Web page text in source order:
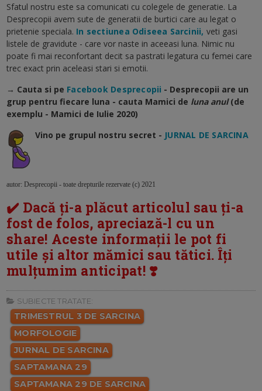
Sfatul nostru este sa comunicati cu colegele de generatie. La
Desprecopii avem sute de generatii de burtici care au legat o
prietenie speciala. In sectiunea Odiseea Sarcinii, veti gasi
listele de gravidute - care vor naste in aceeasi luna. Nimic nu
poate fi mai reconfortant decit sa pastrati legatura cu femei care
trec exact prin aceleasi stari si emotii.
→ Cauta si pe Facebook Desprecopii - Desprecopii are un
grup pentru fiecare luna - cauta Mamici de luna anul (de
exemplu - Mamici de Iulie 2020)
Vino pe grupul nostru secret - JURNAL DE SARCINA
autor: Desprecopii - toate drepturile rezervate (c) 2021
✔️ Dacă ți-a plăcut articolul sau ți-a
fost de folos, apreciază-l cu un
share! Aceste informații le pot fi
utile și altor mămici sau tătici. Îți
mulțumim anticipat! ❣️
SUBIECTE TRATATE:
TRIMESTRUL 3 DE SARCINA
MORFOLOGIE
JURNAL DE SARCINA
SAPTAMANA 29
SAPTAMANA 29 DE SARCINA